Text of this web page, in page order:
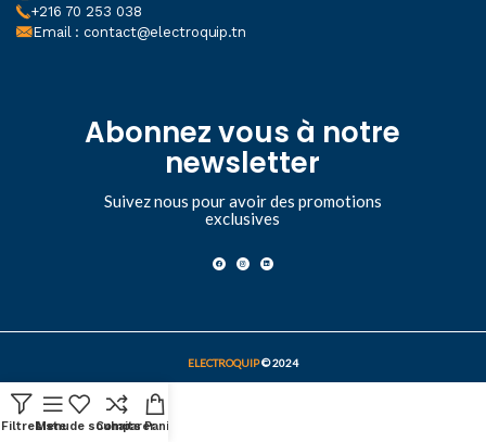
+216 70 253 038
Email : contact@electroquip.tn
Abonnez vous à notre
newsletter
Suivez nous pour avoir des promotions
exclusives
ELECTROQUIP© 2024
FiltresMenu
Liste de souhaits
ComparerPanier